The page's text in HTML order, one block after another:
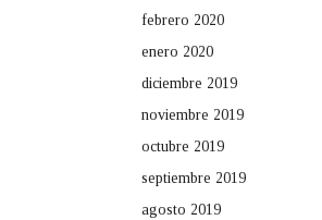
febrero 2020
enero 2020
diciembre 2019
noviembre 2019
octubre 2019
septiembre 2019
agosto 2019